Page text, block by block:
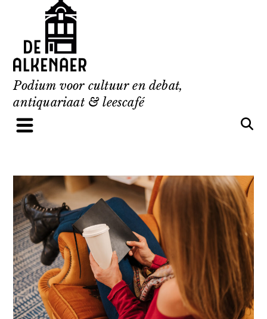
content
Podium voor cultuur en debat,
antiquariaat & leescafé